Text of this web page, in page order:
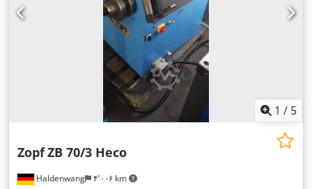
1 / 5
Haldenwang ۴٬۰۰۶ km
ZopfZB 70/3 Heco